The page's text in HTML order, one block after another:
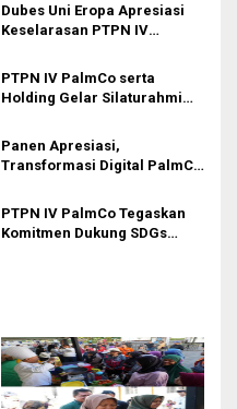
Dubes Uni Eropa Apresiasi
Keselarasan PTPN IV
Utama Industri Sawit
Berkelanjutan
PTPN IV PalmCo serta
Holding Gelar Silaturahmi
PTPN – P3RI & FKPPN
Panen Apresiasi,
Transformasi Digital PalmCo
PTPN IV PalmCo Tegaskan
Komitmen Dukung SDGs